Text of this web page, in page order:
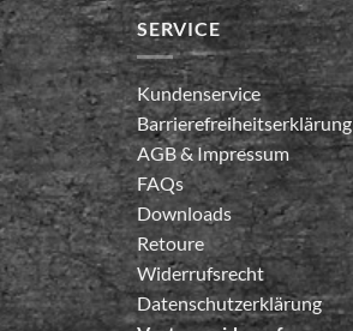
SERVICE
Kundenservice
Barrierefreiheitserklärung
AGB&Impressum
FAQs
Downloads
Retoure
Widerrufsrecht
Datenschutzerklärung